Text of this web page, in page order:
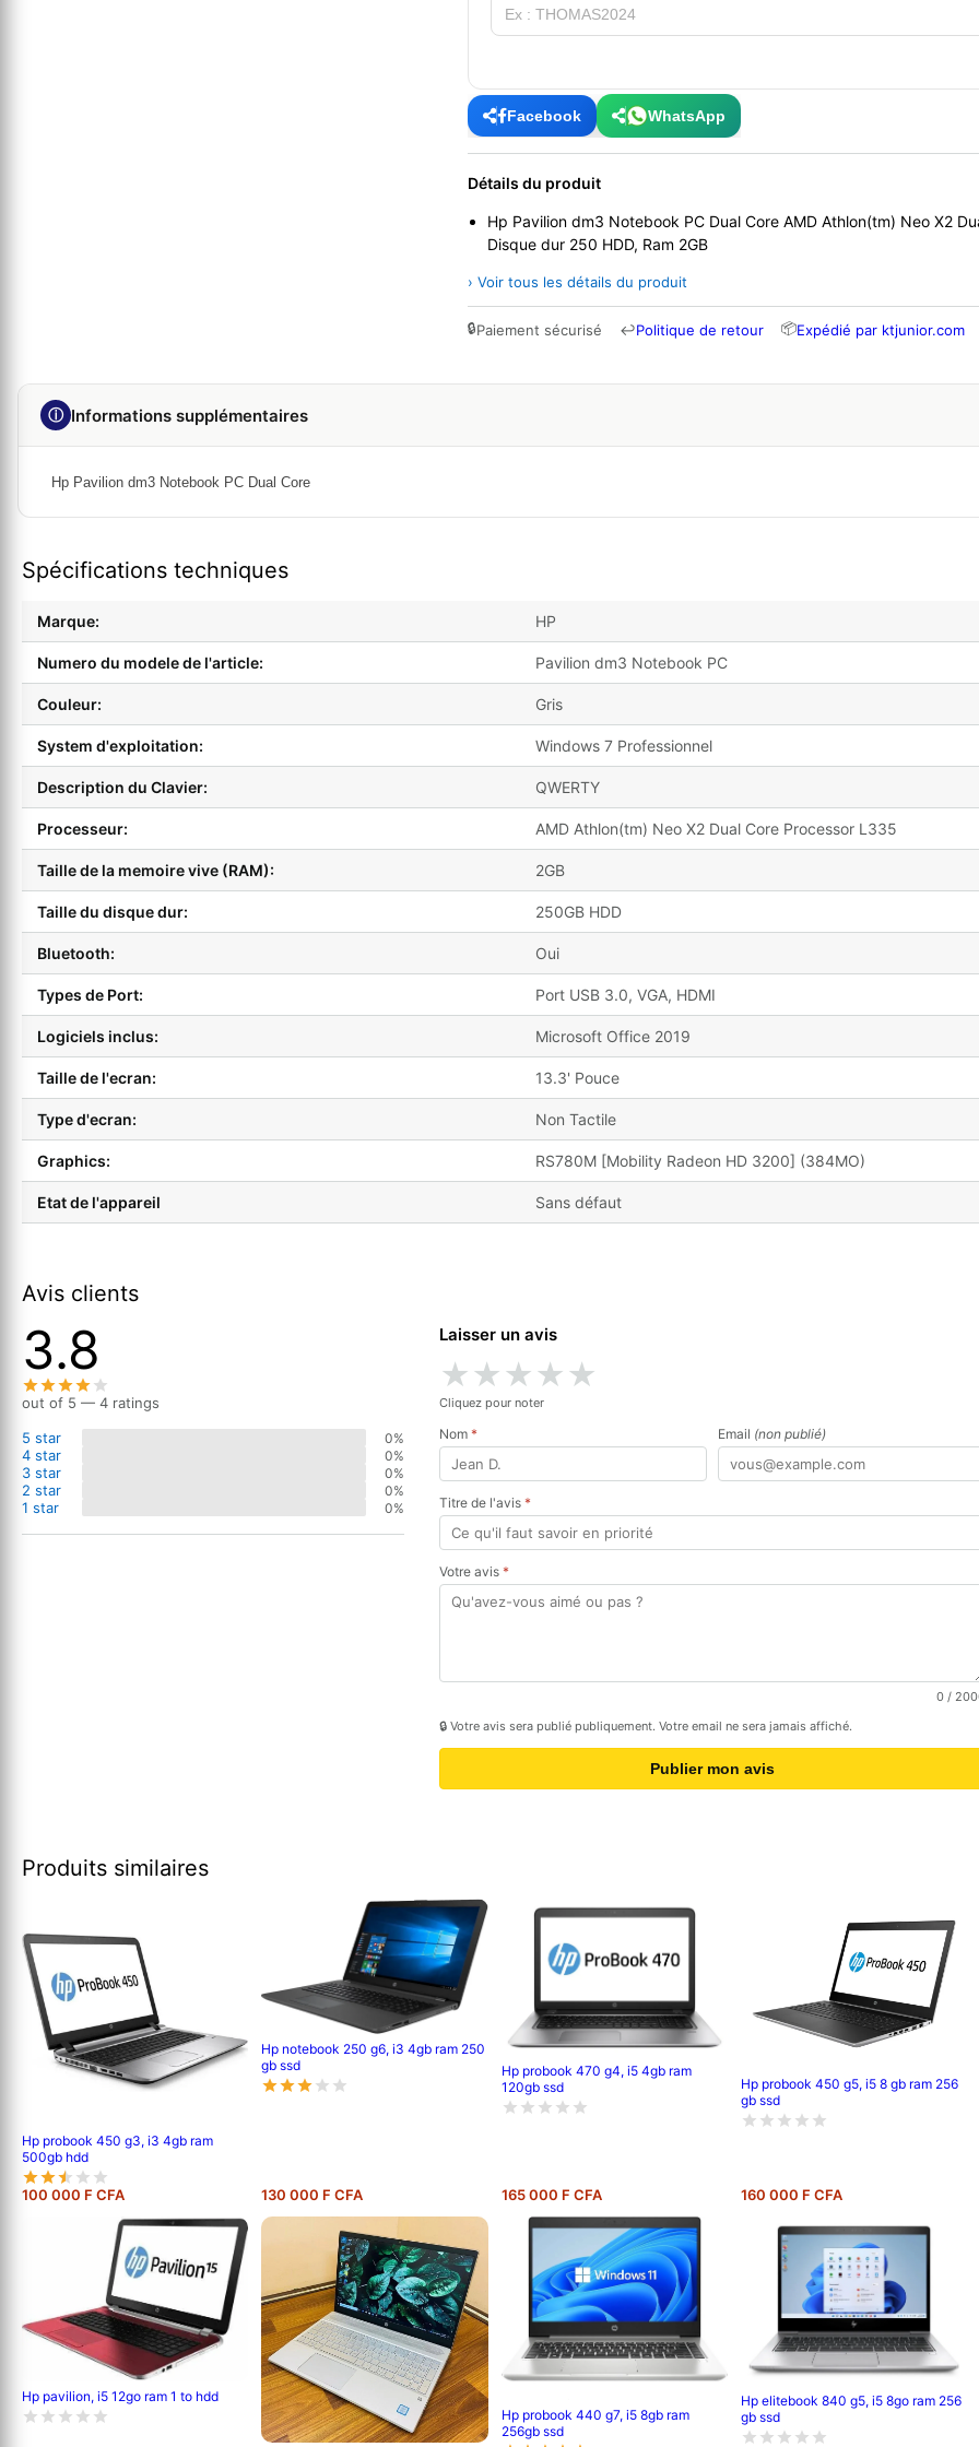
Facebook WhatsApp
Détails du produit
Hp Pavilion dm3 Notebook PC Dual Core AMD Athlon(tm) Neo X2
Disque dur 250 HDD, Ram 2GB
› Voir tous les détails du produit
🔒Paiement sécurisé ↩Politique de retour 📦Expédié par ktjunior.com
ⓘ Informations supplémentaires
Hp Pavilion dm3 Notebook PC Dual Core
Spécifications techniques
Marque: HP
Numero du modele de l'article: Pavilion dm3 Notebook PC
Couleur: Gris
System d'exploitation: Windows 7 Professionnel
Description du Clavier: QWERTY
Processeur: AMD Athlon(tm) Neo X2 Dual Core Processor L335
Taille de la memoire vive (RAM): 2GB
Taille du disque dur: 250GB HDD
Bluetooth: Oui
Types de Port: Port USB 3.0, VGA, HDMI
Logiciels inclus: Microsoft Office 2019
Taille de l'ecran: 13.3' Pouce
Type d'ecran: Non Tactile
Graphics: RS780M [Mobility Radeon HD 3200] (384MO)
Etat de l'appareil Sans défaut
Avis clients
3.8
out of 5 — 4 ratings
5 star
0%
4 star 0%
3 star 0%
2 star 0%
1 star 0%
Laisser un avis
★★★★★
Cliquez pour noter
Nom * Email (non publié)
Titre de l'avis *
Votre avis *
0 /
🔒 Votre avis sera publié publiquement. Votre email ne sera jamais affiché.
Publier mon avis
Produits similaires
Hp probook 450 g3, i3 4gb ram
500gb hdd
100 000 F CFA
Hp notebook 250 g6, i3 4gb ram 250
gb ssd
130 000 F CFA
Hp probook 470 g4, i5 4gb ram
120gb ssd
165 000 F CFA
Hp probook 450 g5, i5 8 gb ram 256
gb ssd
160 000 F CFA
Hp pavilion, i5 12go ram 1 to hdd
Hp probook 440 g7, i5 8gb ram
256gb ssd
Hp elitebook 840 g5, i5 8go ram 256
gb ssd